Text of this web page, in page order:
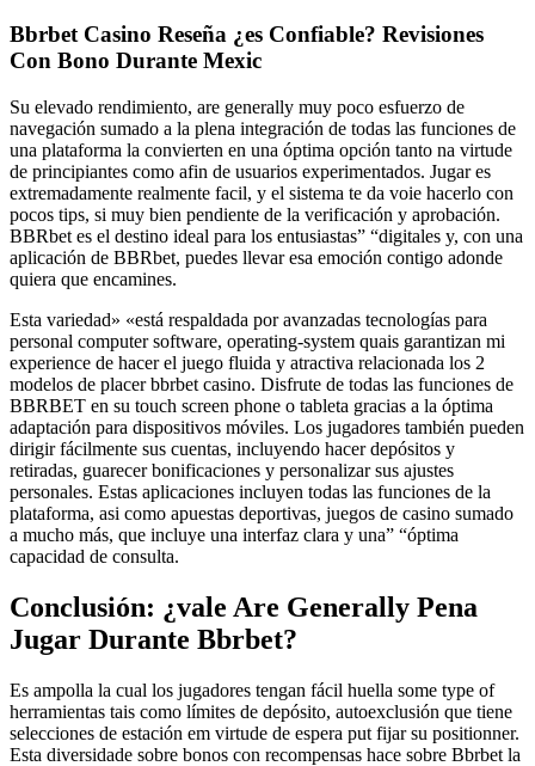
Bbrbet Casino Reseña ¿es Confiable? Revisiones
Con Bono Durante Mexic
Su elevado rendimiento, are generally muy poco esfuerzo de
navegación sumado a la plena integración de todas las funciones de
una plataforma la convierten en una óptima opción tanto na virtude
de principiantes como afin de usuarios experimentados. Jugar es
extremadamente realmente facil, y el sistema te da voie hacerlo con
pocos tips, si muy bien pendiente de la verificación y aprobación.
BBRbet es el destino ideal para los entusiastas” “digitales y, con una
aplicación de BBRbet, puedes llevar esa emoción contigo adonde
quiera que encamines.
Esta variedad» «está respaldada por avanzadas tecnologías para
personal computer software, operating-system quais garantizan mi
experience de hacer el juego fluida y atractiva relacionada los 2
modelos de placer bbrbet casino. Disfrute de todas las funciones de
BBRBET en su touch screen phone o tableta gracias a la óptima
adaptación para dispositivos móviles. Los jugadores también pueden
dirigir fácilmente sus cuentas, incluyendo hacer depósitos y
retiradas, guarecer bonificaciones y personalizar sus ajustes
personales. Estas aplicaciones incluyen todas las funciones de la
plataforma, asi como apuestas deportivas, juegos de casino sumado
a mucho más, que incluye una interfaz clara y una” “óptima
capacidad de consulta.
Conclusión: ¿vale Are Generally Pena
Jugar Durante Bbrbet?
Es ampolla la cual los jugadores tengan fácil huella some type of
herramientas tais como límites de depósito, autoexclusión que tiene
selecciones de estación em virtude de espera put fijar su positionner.
Esta diversidade sobre bonos con recompensas hace sobre Bbrbet la